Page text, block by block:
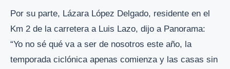
Por su parte, Lázara López Delgado, residente en el
Km 2 de la carretera a Luis Lazo, dijo a Panorama:
“Yo no sé qué va a ser de nosotros este año, la
temporada ciclónica apenas comienza y las casas sin